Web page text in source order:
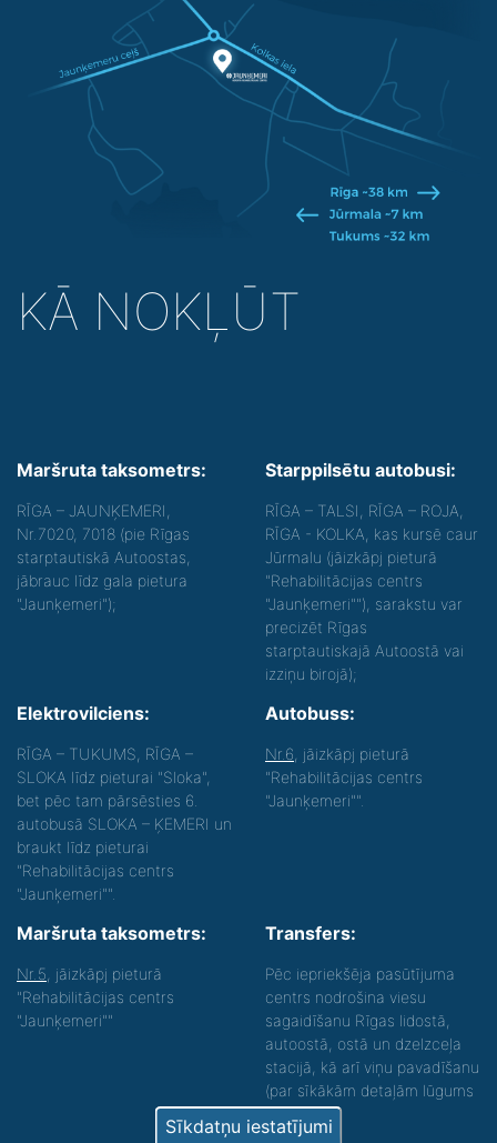
KĀ NOKĻŪT
Maršruta taksometrs:
RĪGA – JAUNĶEMERI,
Nr.7020, 7018 (pie Rīgas
starptautiskā Autoostas,
jābrauc līdz gala pietura
"Jaunķemeri");
Starppilsētu autobusi:
RĪGA – TALSI, RĪGA – ROJA,
RĪGA - KOLKA, kas kursē caur
Jūrmalu (jāizkāpj pieturā
"Rehabilitācijas centrs
"Jaunķemeri""), sarakstu var
precizēt Rīgas
starptautiskajā Autoostā vai
izziņu birojā);
Elektrovilciens:
RĪGA – TUKUMS, RĪGA –
SLOKA līdz pieturai "Sloka",
bet pēc tam pārsēsties 6.
autobusā SLOKA – ĶEMERI un
braukt līdz pieturai
"Rehabilitācijas centrs
"Jaunķemeri"".
Autobuss:
Nr.6 , jāizkāpj pieturā
"Rehabilitācijas centrs
"Jaunķemeri"".
Maršruta taksometrs:
Nr.5 , jāizkāpj pieturā
"Rehabilitācijas centrs
"Jaunķemeri""
Transfers:
Pēc iepriekšēja pasūtījuma
centrs nodrošina viesu
sagaidīšanu Rīgas lidostā,
autoostā, ostā un dzelzceļa
stacijā, kā arī viņu pavadīšanu
(par sīkākām detaļām lūgums
zvanīt).
Sīkdatņu iestatījumi